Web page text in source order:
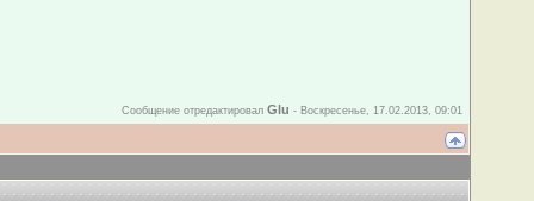
Сообщение отредактировал Glu - Воскресенье, 17.02.2013, 09:01